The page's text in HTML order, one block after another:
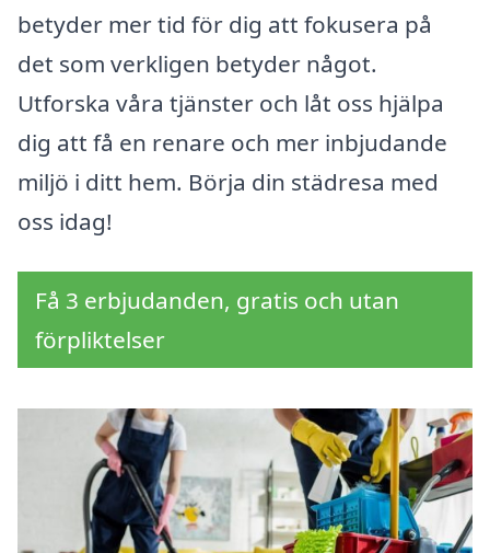
betyder mer tid för dig att fokusera på
det som verkligen betyder något.
Utforska våra tjänster och låt oss hjälpa
dig att få en renare och mer inbjudande
miljö i ditt hem. Börja din städresa med
oss idag!
Få 3 erbjudanden, gratis och utan
förpliktelser